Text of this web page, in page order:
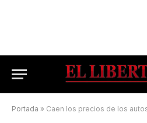
Portada » Caen los precios de los autos